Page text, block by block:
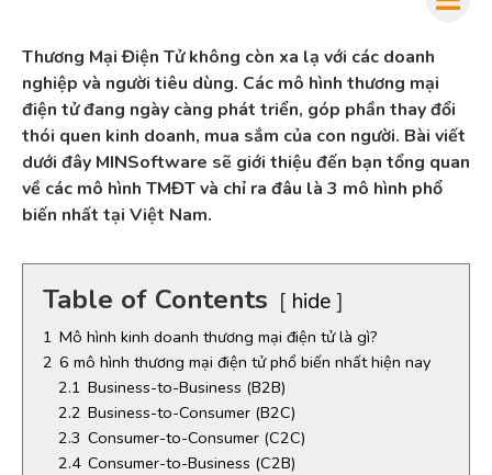
Thương Mại Điện Tử không còn xa lạ với các doanh
nghiệp và người tiêu dùng. Các mô hình thương mại
điện tử đang ngày càng phát triển, góp phần thay đổi
thói quen kinh doanh, mua sắm của con người. Bài viết
dưới đây MINSoftware sẽ giới thiệu đến bạn tổng quan
về các mô hình TMĐT và chỉ ra đâu là 3 mô hình phổ
biến nhất tại Việt Nam.
Table of Contents hide
1 Mô hình kinh doanh thương mại điện tử là gì?
2 6 mô hình thương mại điện tử phổ biến nhất hiện nay
2.1 Business-to-Business (B2B)
2.2 Business-to-Consumer (B2C)
2.3 Consumer-to-Consumer (C2C)
2.4 Consumer-to-Business (C2B)